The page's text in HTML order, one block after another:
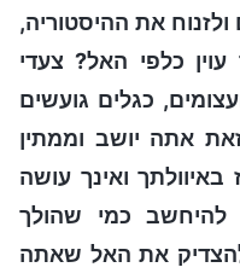
את ההיסטוריה,
כלפי האל? צעדי
כגלים גועשים
אתה יושב וממתין
ואינך עושה
להיחשב כמי שהולך
את האל שאתה